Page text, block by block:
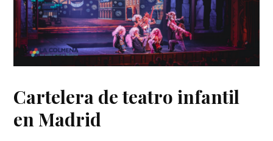
Cartelera de teatro infantil
en Madrid